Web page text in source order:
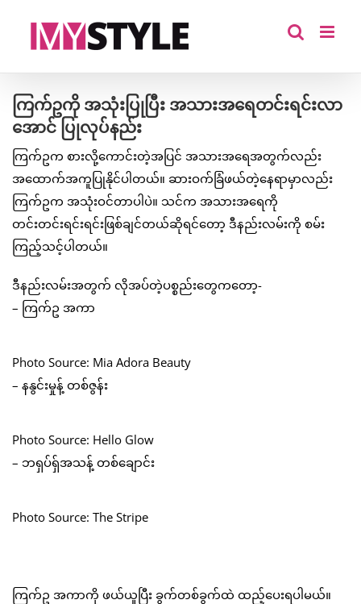
ကြက်ဥကို အသုံးပြုပြီး အသားအရေတင်းရင်းလာ
အောင် ပြုလုပ်နည်း
ကြက်ဥက စားလို့ကောင်းတဲ့အပြင် အသားအရေအတွက်လည်း
အထောက်အကူပြုနိုင်ပါတယ်။ ဆားဝက်ခြံဖယ်တဲ့နေရာမှာလည်း
ကြက်ဥက အသုံးဝင်တာပါပဲ။ သင်က အသားအရေကို
တင်းတင်းရင်းရင်းဖြစ်ချင်တယ်ဆိုရင်တော့ ဒီနည်းလမ်းကို စမ်း
ကြည့်သင့်ပါတယ်။
ဒီနည်းလမ်းအတွက် လိုအပ်တဲ့ပစ္စည်းတွေကတော့-
– ကြက်ဥ အကာ
Photo Source: Mia Adora Beauty
– နနွင်းမှုန့် တစ်ဇွန်း
Photo Source: Hello Glow
– ဘရှပ်ရှ်အသန့် တစ်ချောင်း
Photo Source: The Stripe
ကြက်ဥ အကာကို ဖယ်ယူပြီး ခွက်တစ်ခွက်ထဲ ထည့်ပေးရပါမယ်။